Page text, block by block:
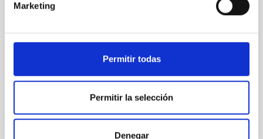
Marketing
Permitir todas
Permitir la selección
Denegar
unexplored. This study aims to fill this gap by
at the
Waas, Jourdan et al.